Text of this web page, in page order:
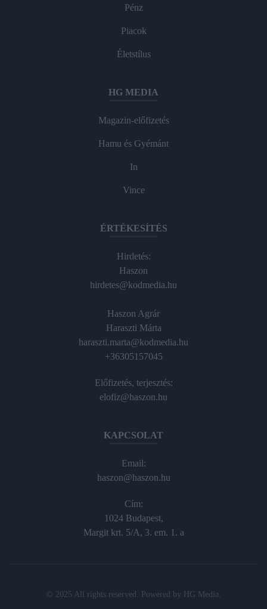
Pénz
Piacok
Életstílus
HG MEDIA
Magazin-előfizetés
Hamu és Gyémánt
In
Vince
ÉRTÉKESÍTÉS
Hirdetés:
Haszon
hirdetes@kodmedia.hu
Haszon Agrár
Haraszti Márta
haraszti.marta@kodmedia.hu
+36305157045
Előfizetés, terjesztés:
elofiz@haszon.hu
KAPCSOLAT
Email:
haszon@haszon.hu
Cím:
1024 Budapest,
Margit krt. 5/A, 3. em. 1. a
© 2025 All rights reserved. Powered by HG Media